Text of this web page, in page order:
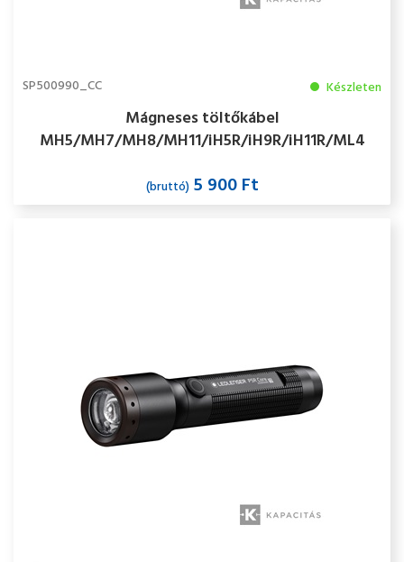
SP500990_CC Készleten
Mágneses töltőkábel
MH5/MH7/MH8/MH11/iH5R/iH9R/iH11R/ML4
(bruttó)5 900 Ft